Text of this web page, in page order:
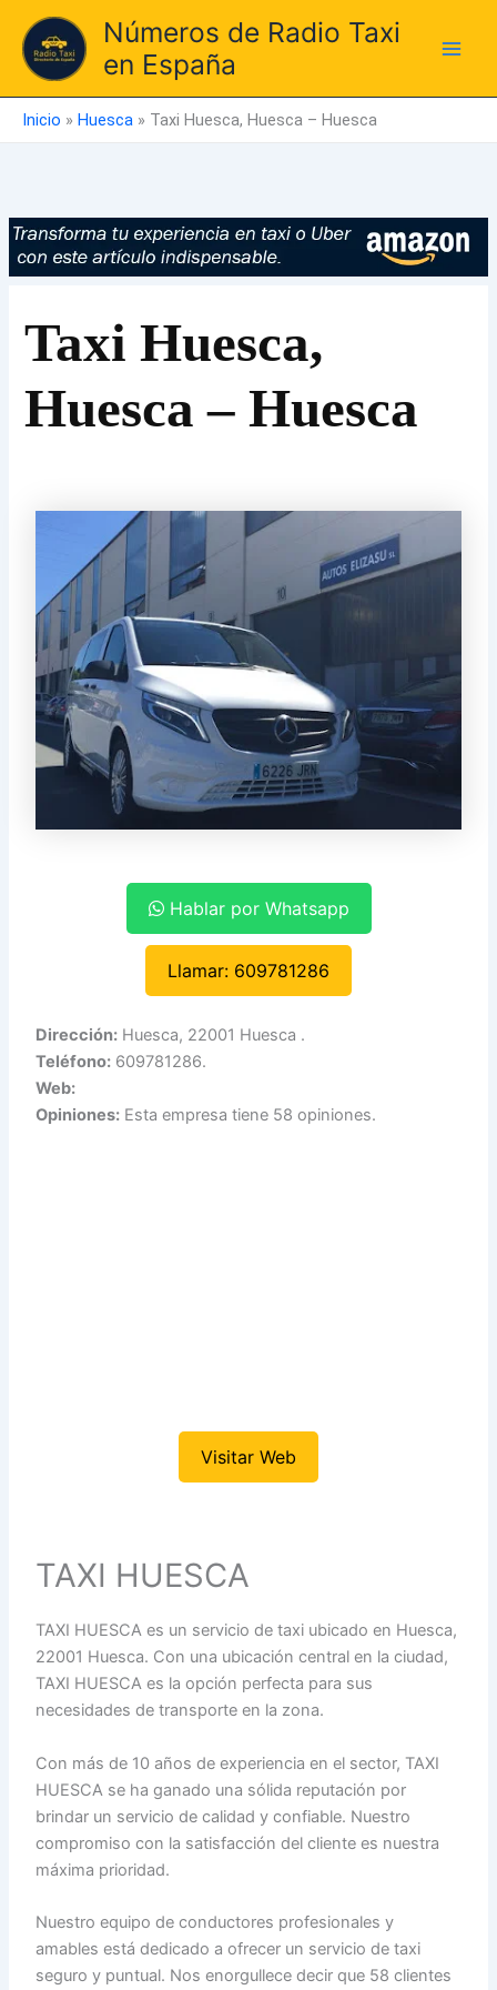
contenido
Números de Radio Taxi
en España
Inicio » Huesca » Taxi Huesca, Huesca – Huesca
Taxi Huesca,
Huesca – Huesca
Hablar por Whatsapp
Llamar: 609781286
Dirección: Huesca, 22001 Huesca .
Teléfono: 609781286.
Web:
Opiniones: Esta empresa tiene 58 opiniones.
Visitar Web
TAXI HUESCA
TAXI HUESCA es un servicio de taxi ubicado en Huesca,
22001 Huesca. Con una ubicación central en la ciudad,
TAXI HUESCA es la opción perfecta para sus
necesidades de transporte en la zona.
Con más de 10 años de experiencia en el sector, TAXI
HUESCA se ha ganado una sólida reputación por
brindar un servicio de calidad y confiable. Nuestro
compromiso con la satisfacción del cliente es nuestra
máxima prioridad.
Nuestro equipo de conductores profesionales y
amables está dedicado a ofrecer un servicio de taxi
seguro y puntual. Nos enorgullece decir que 58 clientes